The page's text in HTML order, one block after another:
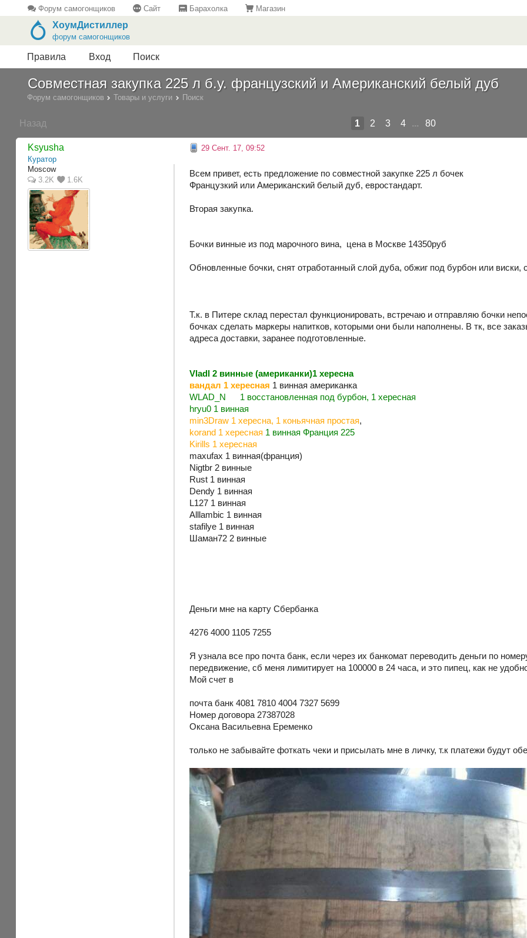
Форум самогонщиков Сайт Барахолка Магазин
ХоумДистиллер
форум самогонщиков
Правила Вход Поиск
Совместная закупка 225 л б.у. французский и Американский белый дуб
Форум самогонщиков Товары и услуги Поиск
Назад 1 2 3 4 ... 80
Ksyusha
Куратор
Moscow
3.2K
1.6K
29 Сент. 17, 09:52
Всем привет, есть предложение по совместной закупке 225 л бочек
Французкий или Американский белый дуб, евростандарт.
Вторая закупка.
Бочки винные из под марочного вина, цена в Москве 14350руб
Обновленные бочки, снят отработанный слой дуба, обжиг под бурбон или виски,
Т.к. в Питере склад перестал функционировать, встречаю и отправляю бочки
бочках сделать маркеры напитков, которыми они были наполнены. В тк, все
адреса доставки, заранее подготовленные.
Vladl 2 винные (американки)1 хересна
вандал 1 хересная 1 винная американка
WLAD_N 1 восстановленная под бурбон, 1 хересная
hryu0 1 винная
min3Draw 1 хересна, 1 коньячная простая,
korand 1 хересная 1 винная Франция 225
Kirills 1 хересная
maxufax 1 винная(франция)
Nigtbr 2 винные
Rust 1 винная
Dendy 1 винная
L127 1 винная
Alllambic 1 винная
stafilye 1 винная
Шаман72 2 винные
Деньги мне на карту Сбербанка
4276 4000 1105 7255
Я узнала все про почта банк, если через их банкомат переводить деньги по
передвижение, сб меня лимитирует на 100000 в 24 часа, и это пипец, как не
Мой счет в
почта банк 4081 7810 4004 7327 5699
Номер договора 27387028
Оксана Васильевна Еременко
только не забывайте фоткать чеки и присылать мне в личку, т.к платежи будут